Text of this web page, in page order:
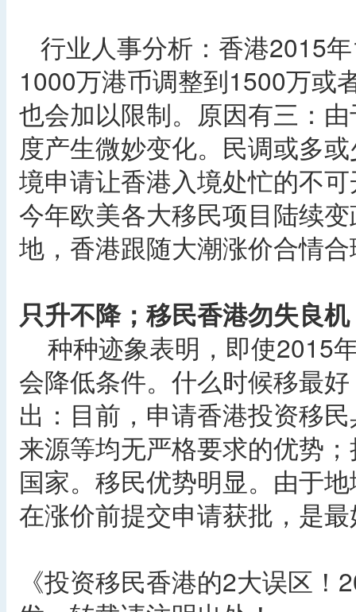
行业人事分析：香港2015
1000万港币调整到1500万或
也会加以限制。原因有三：
度产生微妙变化。民调或多
境申请让香港入境处忙的不
今年欧美各大移民项目陆续
地，香港跟随大潮涨价合情
只升不降；移民香港勿失良机
种种迹象表明，即使2015
会降低条件。什么时候移最
出：目前，申请香港投资移
来源等均无严格要求的优势
国家。移民优势明显。由于
在涨价前提交申请获批，是
《投资移民香港的2大误区